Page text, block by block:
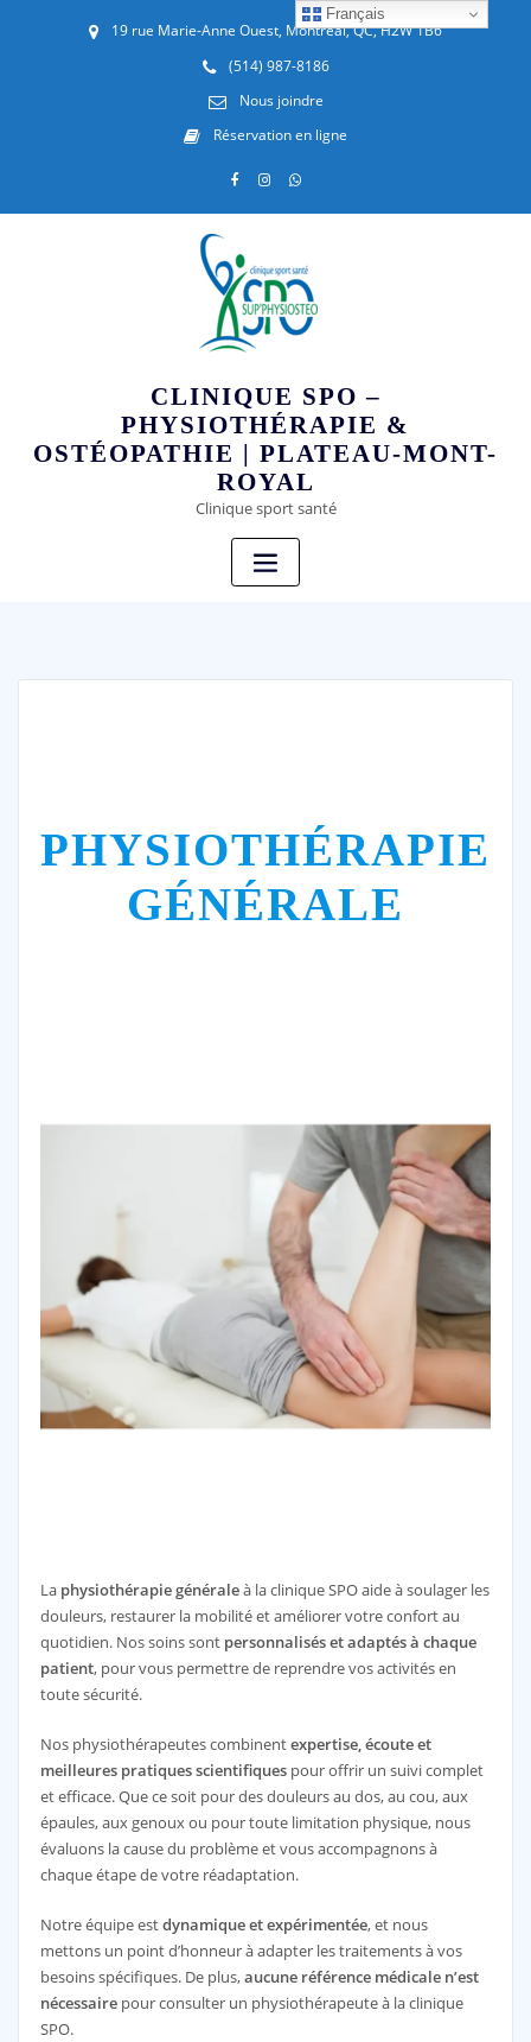
19 rue Marie-Anne Ouest, Montréal, QC, H2W 1B6
(514) 987-8186
Nous joindre
Réservation en ligne
CLINIQUE SPO –
PHYSIOTHÉRAPIE &
OSTÉOPATHIE | PLATEAU-MONT-
ROYAL
Clinique sport santé
PHYSIOTHÉRAPIE
GÉNÉRALE
La physiothérapie généraleà la clinique SPO aide à soulager les
douleurs, restaurer la mobilité et améliorer votre confort au
quotidien. Nos soins sont personnalisés et adaptés à chaque
patient, pour vous permettre de reprendre vos activités en
toute sécurité.
Nos physiothérapeutes combinentexpertise, écoute et
meilleures pratiques scientifiquespour offrir un suivi complet
et efficace. Que ce soit pour des douleurs au dos, au cou, aux
épaules, aux genoux ou pour toute limitation physique, nous
évaluons la cause du problème et vous accompagnons à
chaque étape de votre réadaptation.
Notre équipe estdynamique et expérimentée, et nous
mettons un point d’honneur à adapter les traitements à vos
besoins spécifiques. De plus,aucune référence médicale n’est
nécessairepour consulter un physiothérapeute à la clinique
SPO.
Français